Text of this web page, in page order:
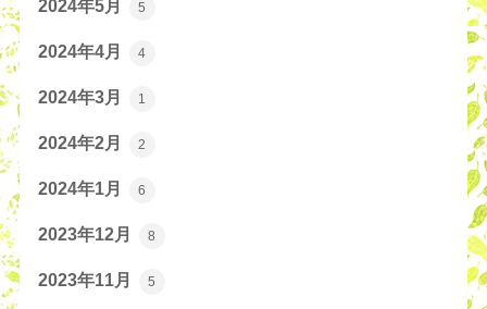
2024年5月 5
2024年4月 4
2024年3月 1
2024年2月 2
2024年1月 6
2023年12月 8
2023年11月 5